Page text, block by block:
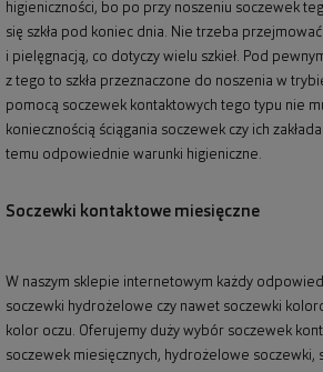
higieniczności, bo po przy noszeniu soczewek
się szkła pod koniec dnia. Nie trzeba
i pielęgnacją, co dotyczy wielu szkieł. Pod
z tego to szkła przeznaczone do noszenia w
pomocą soczewek kontaktowych tego typu nie
koniecznością ściągania soczewek czy ich
temu odpowiednie warunki higieniczne.
Soczewki kontaktowe miesięczne
W naszym sklepie internetowym każdy
soczewki hydrożelowe czy nawet soczewki
kolor oczu. Oferujemy duży wybór soczewek
soczewek miesięcznych, hydrożelowe soczewki,